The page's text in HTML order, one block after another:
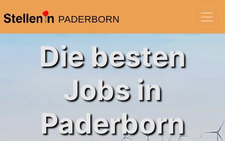
PADERBORN
Die besten
Jobs in
Paderborn